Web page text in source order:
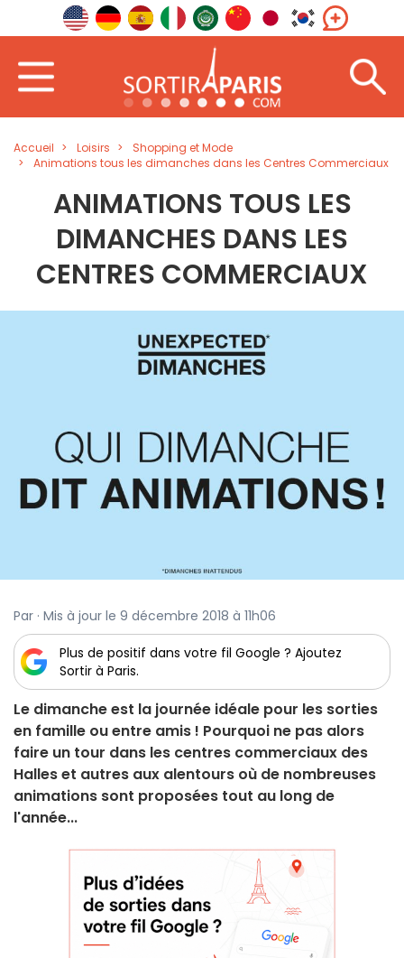
Accueil Loisirs
Shopping et Mode
Animations tous les dimanches dans les Centres Commerciaux
ANIMATIONS TOUS LES
DIMANCHES DANS LES
CENTRES COMMERCIAUX
Par · Mis à jour le 9 décembre 2018 à 11h06
Plus de positif dans votre fil Google ? Ajoutez
Sortir à Paris.
Le dimanche est la journée idéale pour les sorties
en famille ou entre amis ! Pourquoi ne pas alors
faire un tour dans les centres commerciaux des
Halles et autres aux alentours où de nombreuses
animations sont proposées tout au long de
l'année...